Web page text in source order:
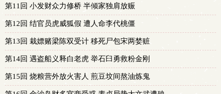
第11回 小发财众力修桥 半倾家独肩放赈
第12回 结官员虎威狐假 遭人命李代桃僵
第13回 栽嫖赌梁陈双受计 移死尸包宋两婪赃
第14回 遇盗船义释白老虎 举石臼勇救粉金刚
第15回 烧粮营外放火害人 煎豆坟间熬油炼鬼